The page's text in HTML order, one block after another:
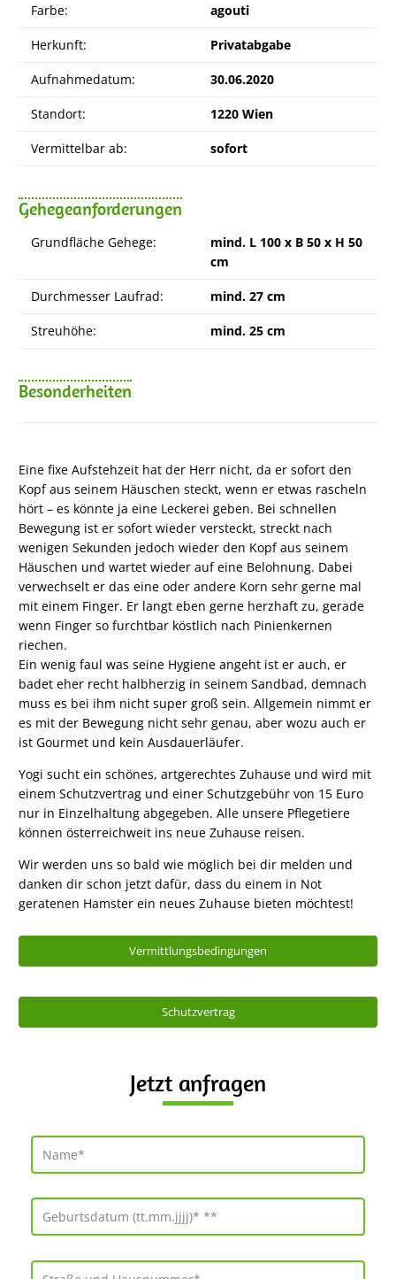
Farbe: agouti
Herkunft: Privatabgabe
Aufnahmedatum: 30.06.2020
Standort: 1220 Wien
Vermittelbar ab: sofort
Gehegeanforderungen
Grundfläche Gehege:
mind. L 100 x B 50 x H 50
cm
Durchmesser Laufrad: mind. 27 cm
Streuhöhe: mind. 25 cm
Besonderheiten
Eine fixe Aufstehzeit hat der Herr nicht, da er sofort den
Kopf aus seinem Häuschen steckt, wenn er etwas rascheln
hört – es könnte ja eine Leckerei geben. Bei schnellen
Bewegung ist er sofort wieder versteckt, streckt nach
wenigen Sekunden jedoch wieder den Kopf aus seinem
Häuschen und wartet wieder auf eine Belohnung. Dabei
verwechselt er das eine oder andere Korn sehr gerne mal
mit einem Finger. Er langt eben gerne herzhaft zu, gerade
wenn Finger so furchtbar köstlich nach Pinienkernen
riechen.
Ein wenig faul was seine Hygiene angeht ist er auch, er
badet eher recht halbherzig in seinem Sandbad, demnach
muss es bei ihm nicht super groß sein. Allgemein nimmt er
es mit der Bewegung nicht sehr genau, aber wozu auch er
ist Gourmet und kein Ausdauerläufer.
Yogi sucht ein schönes, artgerechtes Zuhause und wird mit
einem Schutzvertrag und einer Schutzgebühr von 15 Euro
nur in Einzelhaltung abgegeben. Alle unsere Pflegetiere
können österreichweit ins neue Zuhause reisen.
Wir werden uns so bald wie möglich bei dir melden und
danken dir schon jetzt dafür, dass du einem in Not
geratenen Hamster ein neues Zuhause bieten möchtest!
Vermittlungsbedingungen
Schutzvertrag
Jetzt anfragen